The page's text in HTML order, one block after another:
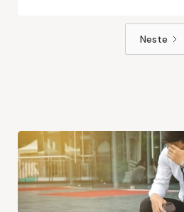
Neste